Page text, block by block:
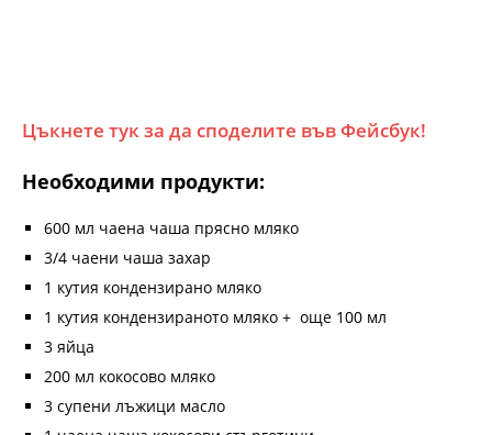
Цъкнете тук за да споделите във Фейсбук!
Необходими продукти:
600 мл чаена чаша прясно мляко
3/4 чаени чаша захар
1 кутия кондензирано мляко
1 кутия кондензираното мляко + още 100 мл
3 яйца
200 мл кокосово мляко
3 супени лъжици масло